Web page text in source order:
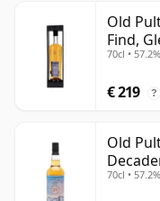
Old
Find,
Cask
70cl • 57.2%
€ 219 ?
Old
70cl • 57.2%